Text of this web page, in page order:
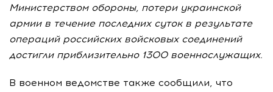
Министерством обороны, потери украинской
армии в течение последних суток в результате
операций российских войсковых соединений
достигли приблизительно 1300 военнослужащих.
В военном ведомстве также сообщили, что